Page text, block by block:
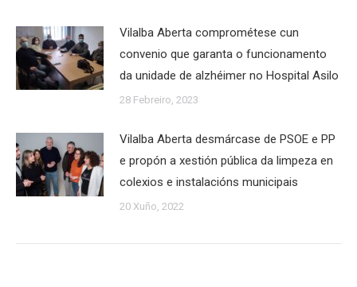
Vilalba Aberta comprométese cun
convenio que garanta o funcionamento
da unidade de alzhéimer no Hospital Asilo
28 Febreiro, 2023
Vilalba Aberta desmárcase de PSOE e PP
e propón a xestión pública da limpeza en
colexios e instalacións municipais
20 Xuño, 2022